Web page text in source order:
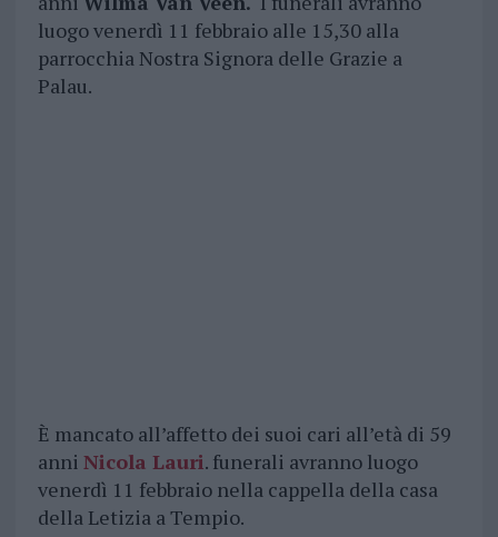
luogo venerdì 11 febbraio alle 15,30 alla
parrocchia Nostra Signora delle Grazie a
Palau.
È mancato all’affetto dei suoi cari all’età di 59
anni Nicola Lauri. funerali avranno luogo
venerdì 11 febbraio nella cappella della casa
della Letizia a Tempio.